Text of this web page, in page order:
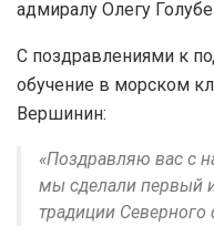
адмиралу Олегу
С поздравлениями к
обучение в морском
Вершинин:
«Поздравляю вас с
мы сделали первый
традиции